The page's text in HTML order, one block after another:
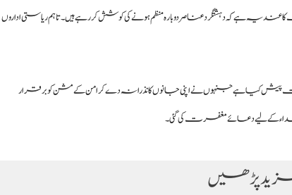
ہے کہ دہشتگرد عناصر دوبارہ منظم ہونے کی کوشش کر رہے ہیں۔ تاہم ریاستی اداروں
کیا ہے جنہوں نے اپنی جانوں کا نذرانہ دے کر امن کے مشن کو برقرار
کے لیے دعائے مغفرت کی گئی۔
پڑھیں